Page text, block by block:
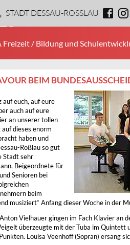
STADT DESSAU-ROSSLAU
Freizeit / Bildung und
BEIM
auf euch, auf eure
auch auf eure
an unserer tollen
dieses enorm
haben und
Roßlau so gut
Stadt sehr
Beigeordnete für
Senioren bei
beim
musiziert“ Anfang dieser Woche in der
Vielhauer gingen im Fach Klavier an
überzeugte mit der Tuba im Quintett
Louisa Veenhoff (Sopran) ersang